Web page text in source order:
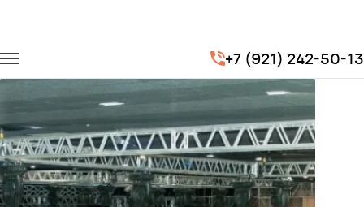
+7 (921) 242-50-13
Транспорт на выставки
Выставка электротехники «Город света» в Сколково